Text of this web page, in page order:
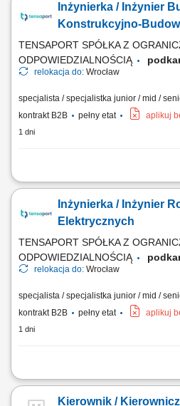
podwykonawców oraz pracowników
harmonogramów materiałowych,
Inżynierka / Inżynier
Konstrukcyjno-
TENSAPORT SPÓŁKA Z
ODPOWIEDZIALNOŚCIĄ
relokacja do: Wrocław
specjalista / specjalistka junior / mid /
kontrakt B2B
pełny etat aplikuj
1 dni
Zadania: Operacyjny nadzór nad
własnych oraz brygad
obmiarów, zestawień materiałowych,
Inżynierka / Inżynier
Elektrycznych
TENSAPORT SPÓŁKA Z
ODPOWIEDZIALNOŚCIĄ
relokacja do: Wrocław
specjalista / specjalistka junior / mid /
kontrakt B2B
pełny etat aplikuj
1 dni
Zadania: Bezpośrednie nadzorowanie
własnych oraz podwykonawców na
Kierownik /